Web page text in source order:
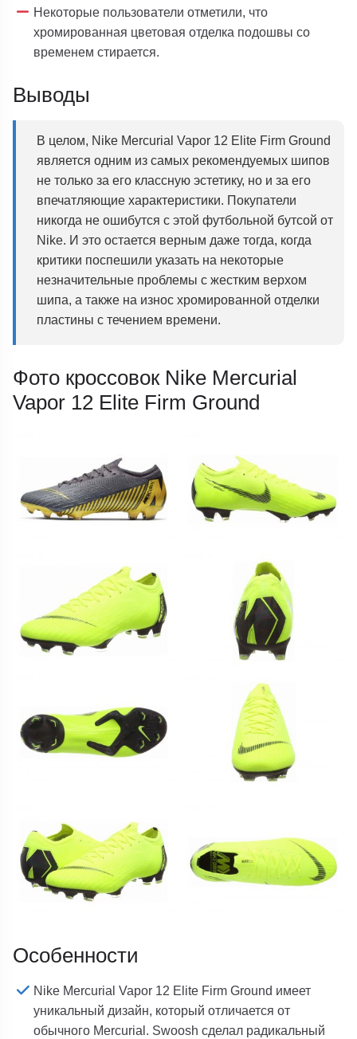
Некоторые пользователи отметили, что
хромированная цветовая отделка подошвы со
временем стирается.
Выводы
В целом, Nike Mercurial Vapor 12 Elite Firm Ground
является одним из самых рекомендуемых шипов
не только за его классную эстетику, но и за его
впечатляющие характеристики. Покупатели
никогда не ошибутся с этой футбольной бутсой от
Nike. И это остается верным даже тогда, когда
критики поспешили указать на некоторые
незначительные проблемы с жестким верхом
шипа, а также на износ хромированной отделки
пластины с течением времени.
Фото кроссовок Nike Mercurial
Vapor 12 Elite Firm Ground
Особенности
Nike Mercurial Vapor 12 Elite Firm Ground имеет
уникальный дизайн, который отличается от
обычного Mercurial. Swoosh сделал радикальный